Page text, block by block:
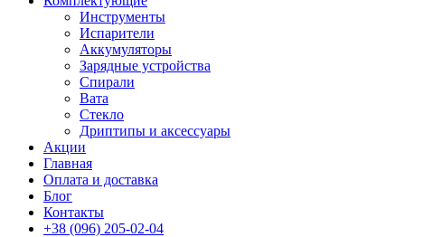
Инструменты
Испарители
Аккумуляторы
Зарядные устройства
Спирали
Вата
Стекло
Дриптипы и аксессуары
Акции
Главная
Оплата и доставка
Блог
Контакты
+38 (096) 205-02-04